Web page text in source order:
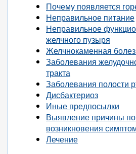
Почему появляется
Неправильное питание
Неправильное
желчного пузыря
Желчнокаменная
Заболевания
тракта
Заболевания полости
Дисбактериоз
Иные предпосылки
Выявление причины по
возникновения
Лечение